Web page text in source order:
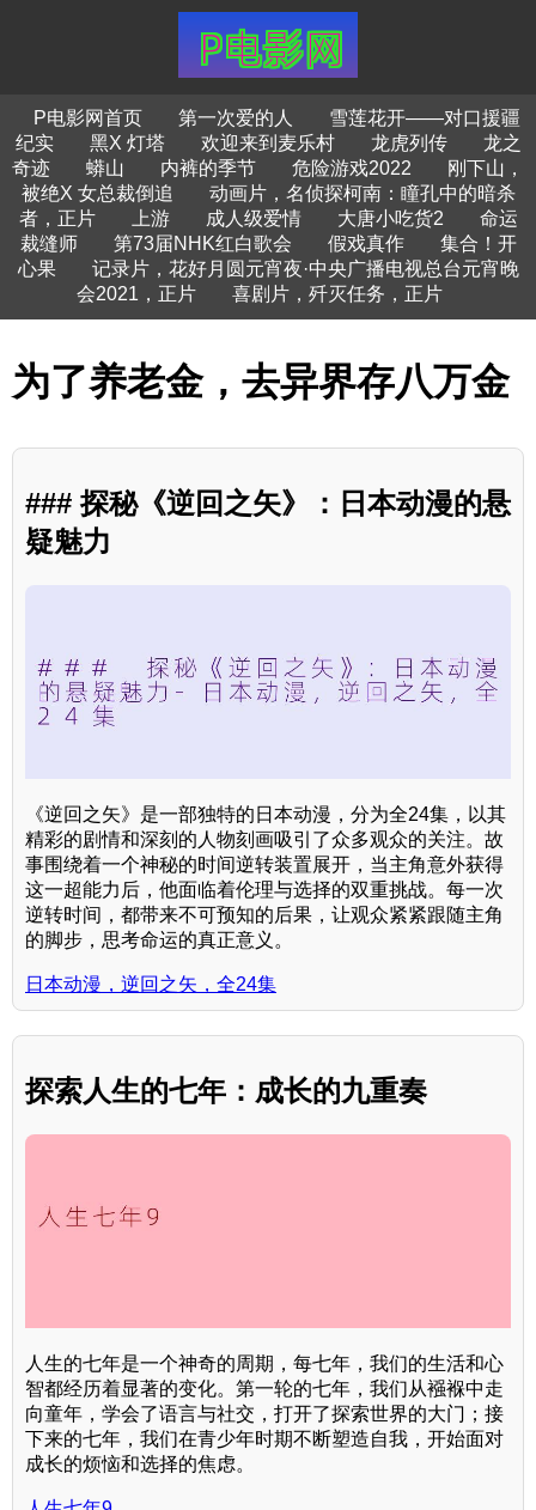
P电影网首页 第一次爱的人
雪莲花开——对口援疆
纪实
黑X 灯塔 欢迎来到麦乐村 龙虎列传
龙之
奇迹
蟒山 内裤的季节 危险游戏2022
刚下山，
被绝X 女总裁倒追
动画片，名侦探柯南：瞳孔中的暗杀
者，正片
上游 成人级爱情 大唐小吃货2
命运
裁缝师
第73届NHK红白歌会 假戏真作
集合！开
心果
记录片，花好月圆元宵夜·中央广播电视总台元宵晚
会2021，正片
喜剧片，歼灭任务，正片
为了养老金，去异界存八万金
### 探秘《逆回之矢》：日本动漫的悬
疑魅力
《逆回之矢》是一部独特的日本动漫，分为全24集，以其
精彩的剧情和深刻的人物刻画吸引了众多观众的关注。故
事围绕着一个神秘的时间逆转装置展开，当主角意外获得
这一超能力后，他面临着伦理与选择的双重挑战。每一次
逆转时间，都带来不可预知的后果，让观众紧紧跟随主角
的脚步，思考命运的真正意义。
日本动漫，逆回之矢，全24集
探索人生的七年：成长的九重奏
人生的七年是一个神奇的周期，每七年，我们的生活和心
智都经历着显著的变化。第一轮的七年，我们从襁褓中走
向童年，学会了语言与社交，打开了探索世界的大门；接
下来的七年，我们在青少年时期不断塑造自我，开始面对
成长的烦恼和选择的焦虑。